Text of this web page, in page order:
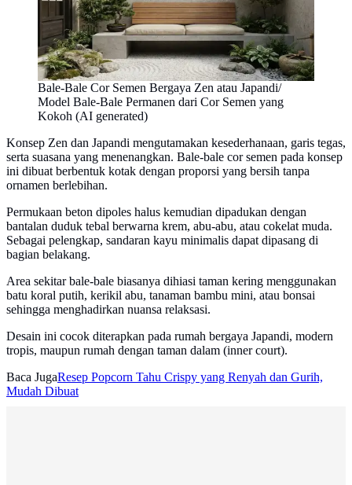
Bale-Bale Cor Semen Bergaya Zen atau Japandi/
Model Bale-Bale Permanen dari Cor Semen yang
Kokoh (AI generated)
Konsep Zen dan Japandi mengutamakan kesederhanaan, garis tegas,
serta suasana yang menenangkan. Bale-bale cor semen pada konsep
ini dibuat berbentuk kotak dengan proporsi yang bersih tanpa
ornamen berlebihan.
Permukaan beton dipoles halus kemudian dipadukan dengan
bantalan duduk tebal berwarna krem, abu-abu, atau cokelat muda.
Sebagai pelengkap, sandaran kayu minimalis dapat dipasang di
bagian belakang.
Area sekitar bale-bale biasanya dihiasi taman kering menggunakan
batu koral putih, kerikil abu, tanaman bambu mini, atau bonsai
sehingga menghadirkan nuansa relaksasi.
Desain ini cocok diterapkan pada rumah bergaya Japandi, modern
tropis, maupun rumah dengan taman dalam (inner court).
Baca JugaResep Popcorn Tahu Crispy yang Renyah dan Gurih,
Mudah Dibuat